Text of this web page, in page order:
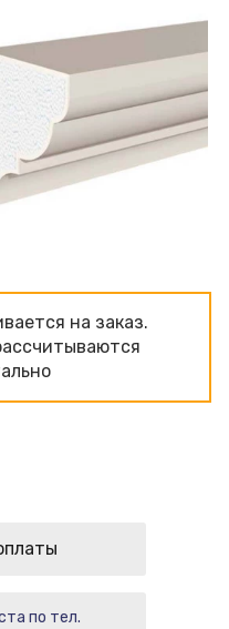
на заказ.
по тел.